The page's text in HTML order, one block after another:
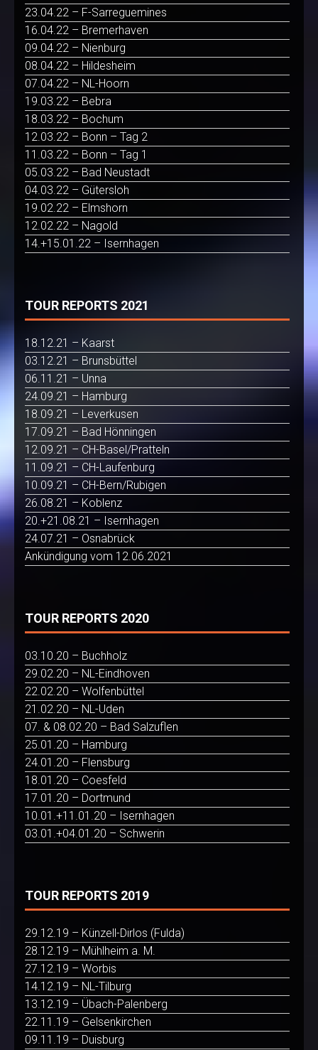
23.04.22 – F-Sarreguemines
16.04.22 – Bremerhaven
09.04.22 – Nienburg
08.04.22 – Hildesheim
07.04.22 – NL-Hoorn
19.03.22 – Bebra
18.03.22 – Bochum
12.03.22 – Bonn – Tag 2
11.03.22 – Bonn – Tag 1
05.03.22 – Bad Neustadt
04.03.22 – Gütersloh
19.02.22 – Elmshorn
12.02.22 – Nagold
14.+15.01.22 – Isernhagen
TOUR REPORTS 2021
18.12.21 – Kaarst
03.12.21 – Brunsbüttel
06.11.21 – Unna
24.09.21 – Hamburg
18.09.21 – Leverkusen
17.09.21 – Bad Hönningen
12.09.21 – CH-Basel/Pratteln
11.09.21 – CH-Laufenburg
10.09.21 – CH-Bern/Rubigen
26.08.21 – Koblenz
20.+21.08.21 – Isernhagen
24.07.21 – Osnabrück
Ankündigung vom 12.06.2021
TOUR REPORTS 2020
03.10.20 – Buchholz
29.02.20 – NL-Eindhoven
22.02.20 – Wolfenbüttel
21.02.20 – NL-Uden
07. & 08.02.20 – Bad Salzuflen
25.01.20 – Hamburg
24.01.20 – Flensburg
18.01.20 – Coesfeld
17.01.20 – Dortmund
10.01.+11.01.20 – Isernhagen
03.01.+04.01.20 – Schwerin
TOUR REPORTS 2019
29.12.19 – Künzell-Dirlos (Fulda)
28.12.19 – Mühlheim a. M.
27.12.19 – Worbis
14.12.19 – NL-Tilburg
13.12.19 – Übach-Palenberg
22.11.19 – Gelsenkirchen
09.11.19 – Duisburg